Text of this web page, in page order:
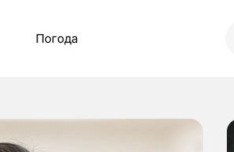
Погода